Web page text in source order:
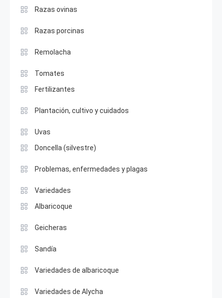
Razas ovinas
Razas porcinas
Remolacha
Tomates
Fertilizantes
Plantación, cultivo y cuidados
Uvas
Doncella (silvestre)
Problemas, enfermedades y plagas
Variedades
Albaricoque
Geicheras
Sandía
Variedades de albaricoque
Variedades de Alycha